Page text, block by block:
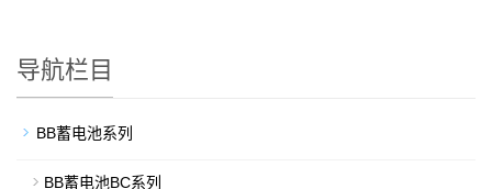
导航栏目
BB蓄电池系列
BB蓄电池BC系列